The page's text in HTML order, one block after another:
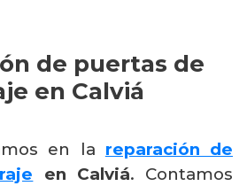
de puertas de
en Calviá
en la reparación de
en Calviá. Contamos